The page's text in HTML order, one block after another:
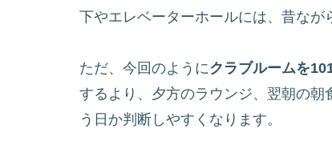
下やエレベーターホールには、昔なが
ただ、今回のようにクラブルームを
するより、夕方のラウンジ、翌朝の
う日か判断しやすくなります。